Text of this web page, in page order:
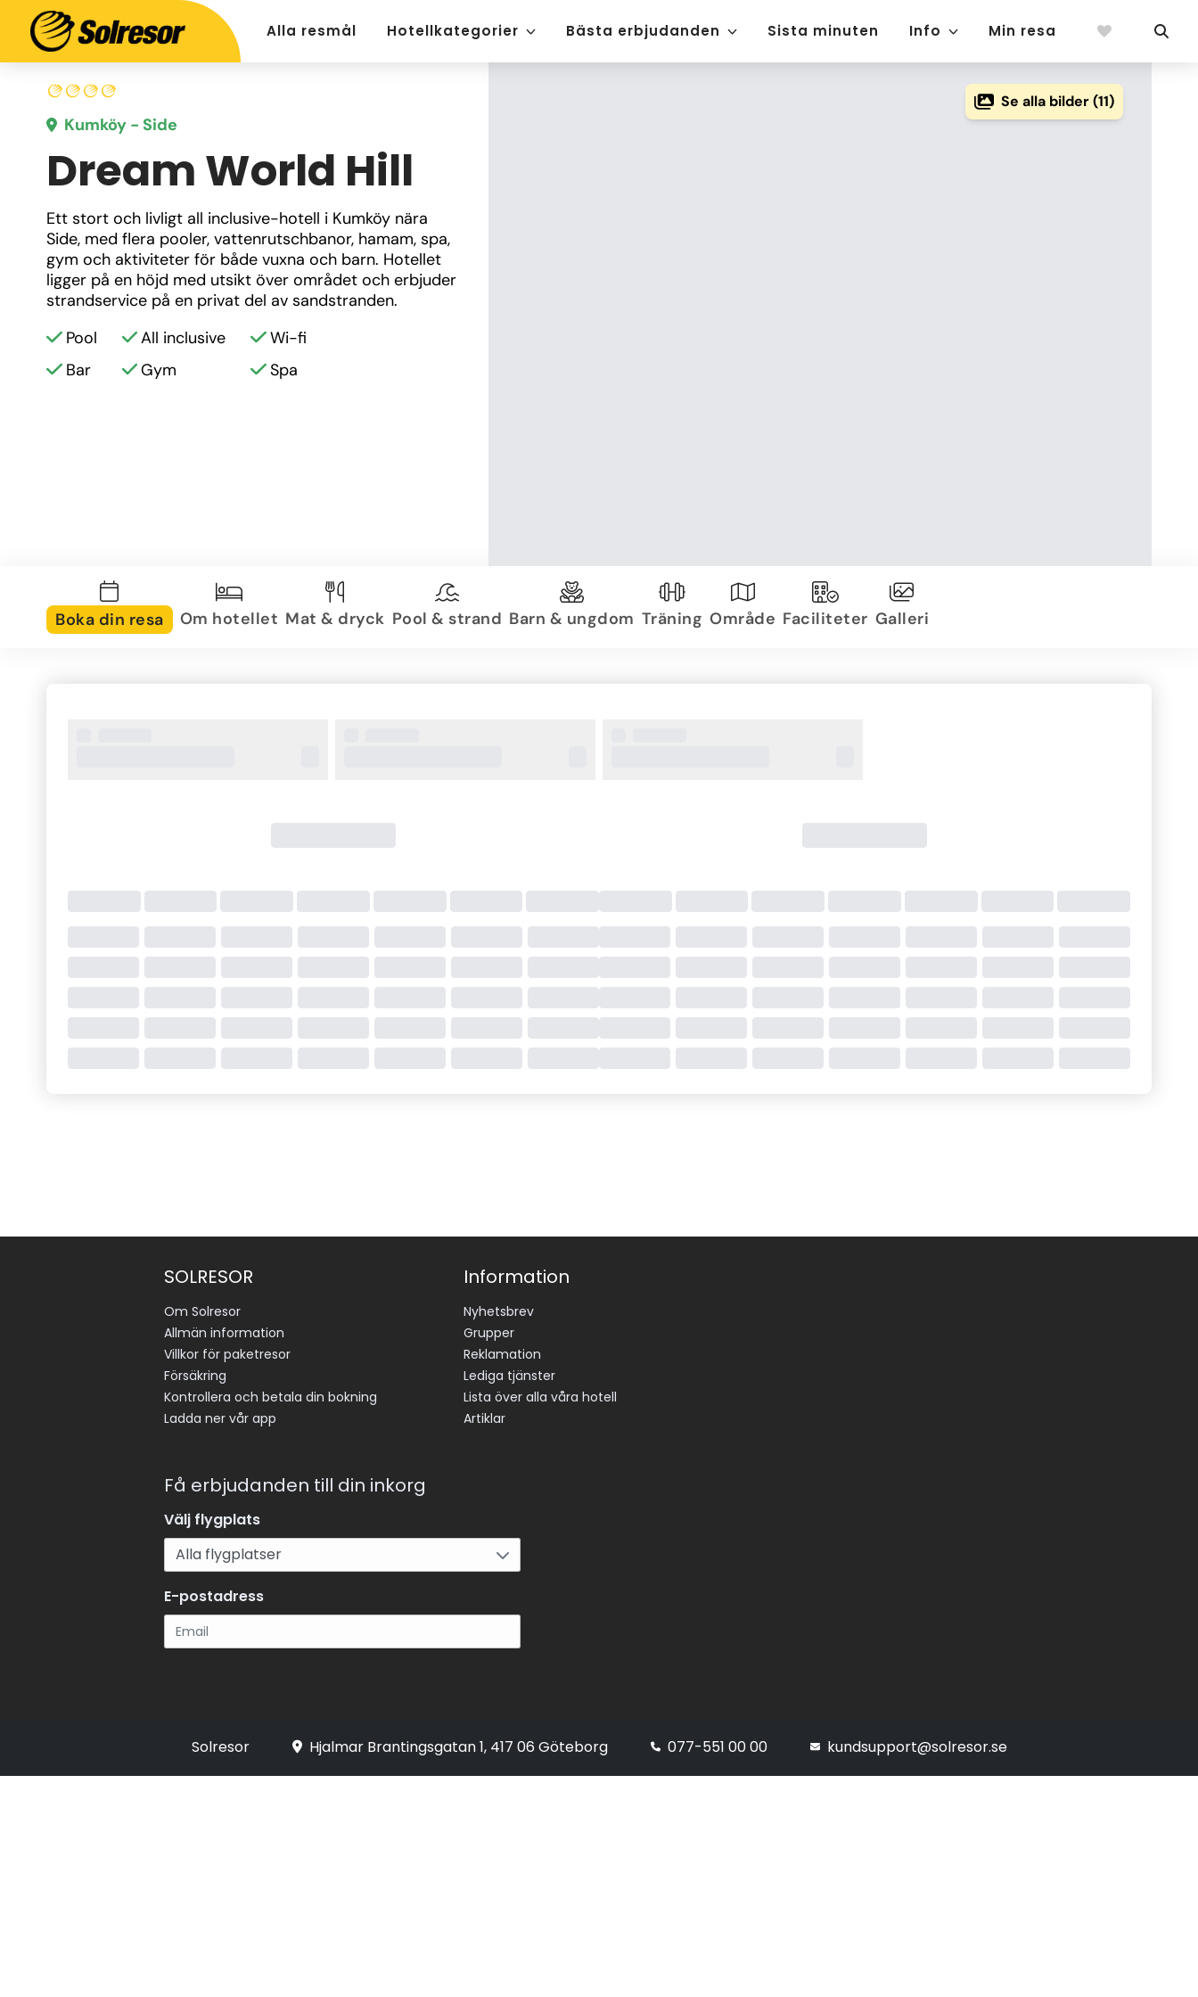
Alla resmål Hotellkategorier Bästa erbjudanden Sista minuten Info Min resa
Kumköy - Side
Dream World Hill
Ett stort och livligt all inclusive-hotell i Kumköy nära
Side, med flera pooler, vattenrutschbanor, hamam, spa,
gym och aktiviteter för både vuxna och barn. Hotellet
ligger på en höjd med utsikt över området och erbjuder
strandservice på en privat del av sandstranden.
Pool
All inclusive
Wi-fi
Bar
Gym Spa
Se alla bilder (11)
Boka din resa Om hotellet Mat & dryck Pool & strand Barn & ungdom Träning Område Faciliteter Galleri
SOLRESOR
Om Solresor
Allmän information
Villkor för paketresor
Försäkring
Kontrollera och betala din bokning
Ladda ner vår app
Information
Nyhetsbrev
Grupper
Reklamation
Lediga tjänster
Lista över alla våra hotell
Artiklar
Få erbjudanden till din inkorg
Välj flygplats
E-postadress
Solresor Hjalmar Brantingsgatan 1, 417 06 Göteborg 077-551 00 00 kundsupport@solresor.se